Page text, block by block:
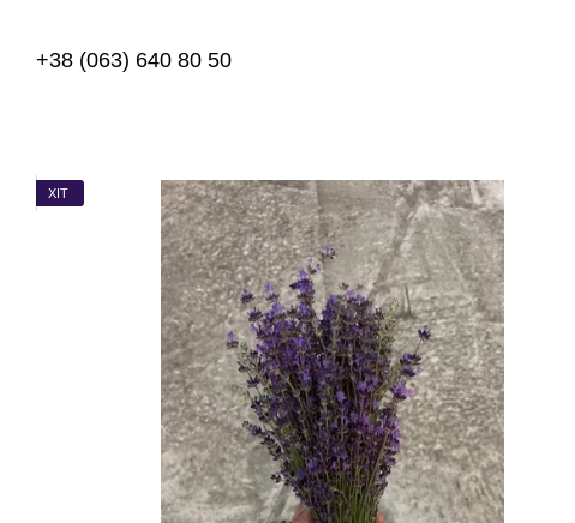
+38 (063) 640 80 50
ХІТ